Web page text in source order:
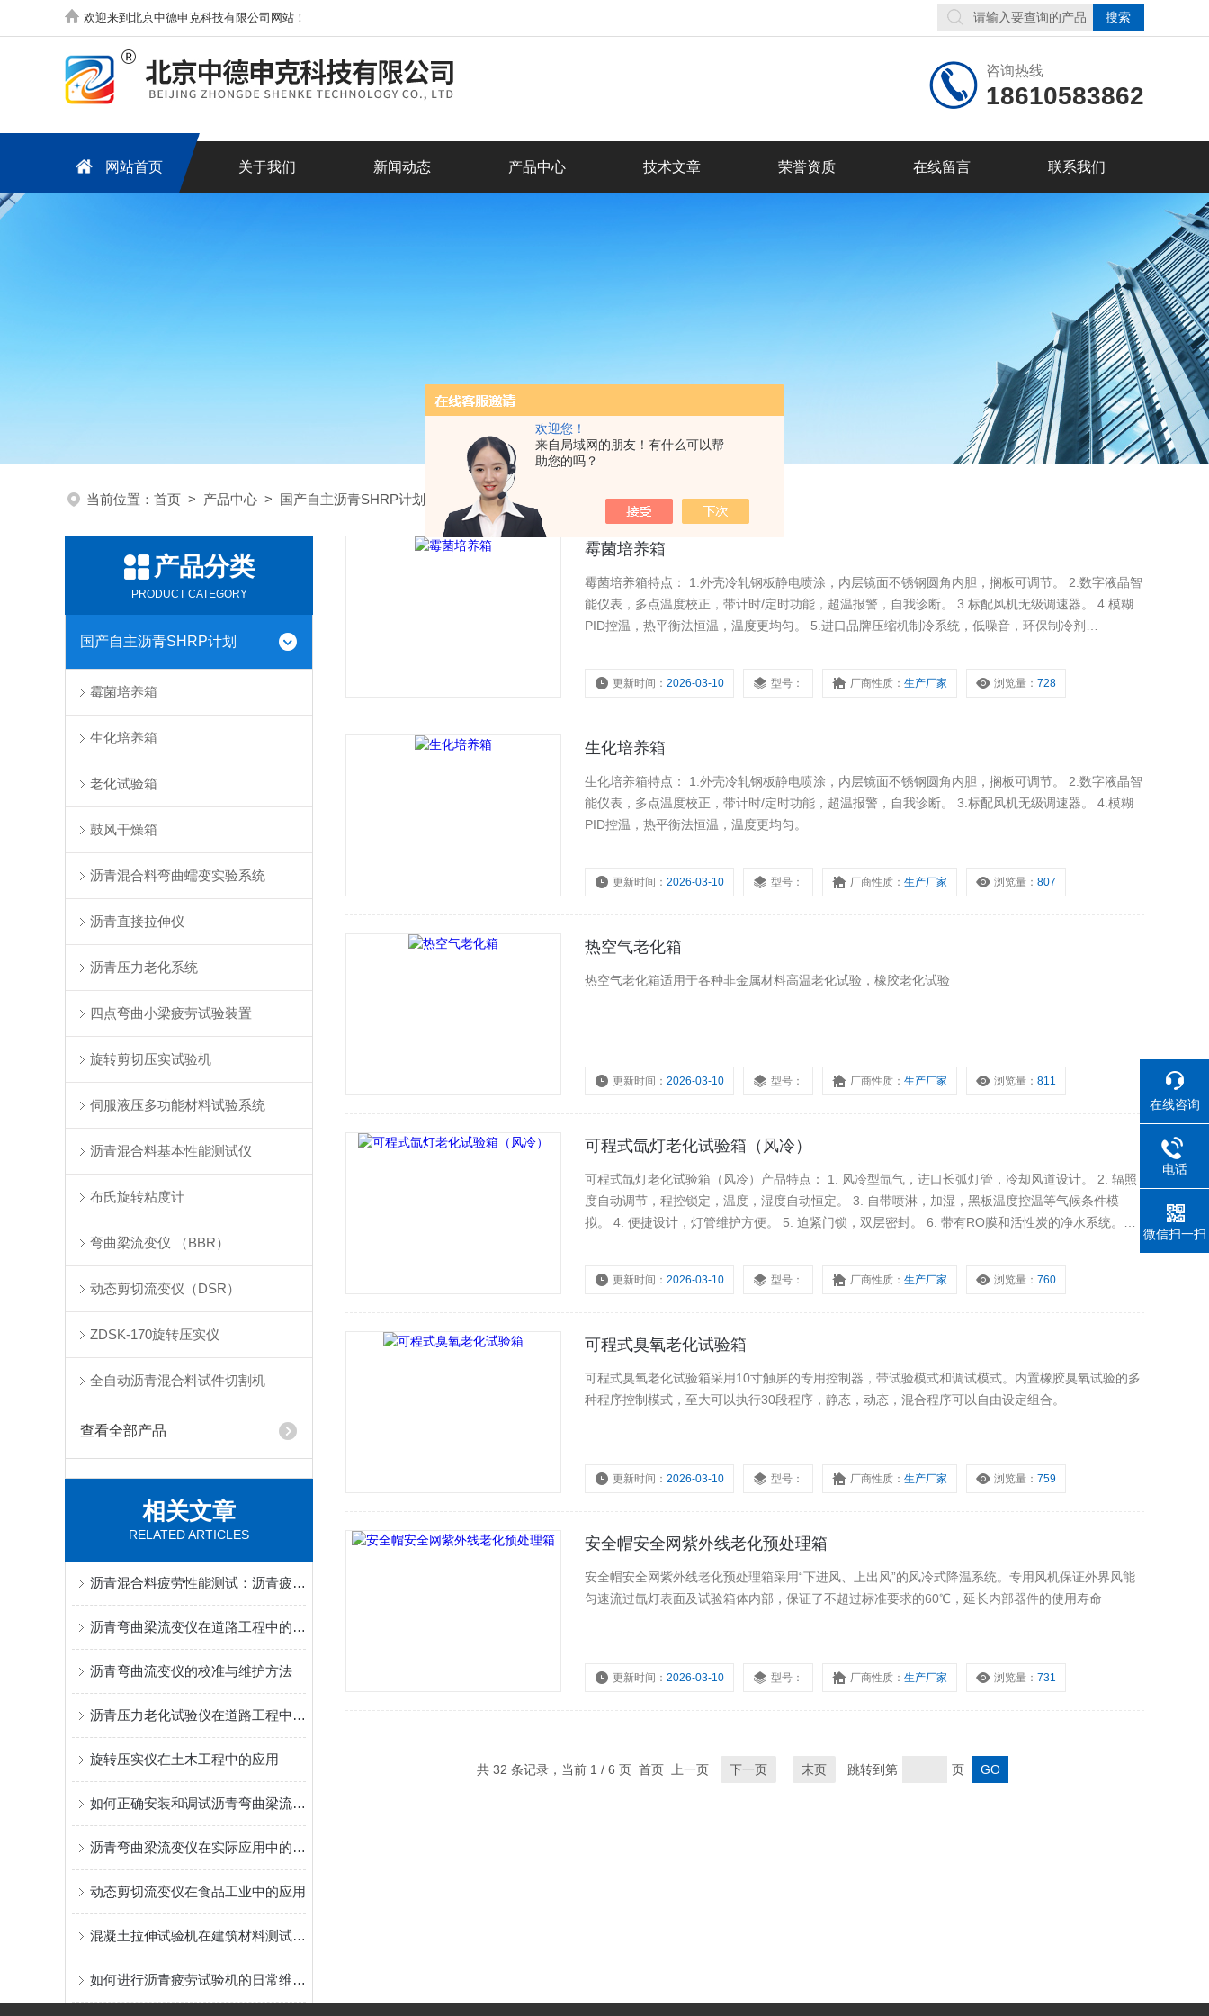
欢迎您！
来自局域网的朋友！有什么可以帮
助您的吗？
欢迎来到北京中德申克科技有限公司网站！
咨询热线
18610583862
网站首页 关于我们 新闻动态 产品中心 技术文章 荣誉资质 在线留言 联系我们
当前位置： 首页 > 产品中心 > 国产自主沥青SHRP计划
产品分类
PRODUCT CATEGORY
国产自主沥青SHRP计划
霉菌培养箱
生化培养箱
老化试验箱
鼓风干燥箱
沥青混合料弯曲蠕变实验系统
沥青直接拉伸仪
沥青压力老化系统
四点弯曲小梁疲劳试验装置
旋转剪切压实试验机
伺服液压多功能材料试验系统
沥青混合料基本性能测试仪
布氏旋转粘度计
弯曲梁流变仪 （BBR）
动态剪切流变仪（DSR）
ZDSK-170旋转压实仪
全自动沥青混合料试件切割机
查看全部产品
相关文章
RELATED ARTICLES
沥青混合料疲劳性能测试：沥青疲劳试验机的操作规范
沥青弯曲梁流变仪在道路工程中的应用
沥青弯曲流变仪的校准与维护方法
沥青压力老化试验仪在道路工程中的应用
旋转压实仪在土木工程中的应用
如何正确安装和调试沥青弯曲梁流变仪？
沥青弯曲梁流变仪在实际应用中的优势
动态剪切流变仪在食品工业中的应用
混凝土拉伸试验机在建筑材料测试中的应用
如何进行沥青疲劳试验机的日常维护和保养？
霉菌培养箱
霉菌培养箱特点： 1.外壳冷轧钢板静电喷涂，内层镜面不锈钢圆角内胆，搁板可调节。 2.数字液晶智
能仪表，多点温度校正，带计时/定时功能，超温报警，自我诊断。 3.标配风机无级调速器。 4.模糊
PID控温，热平衡法恒温，温度更均匀。 5.进口品牌压缩机制冷系统，低噪音，环保制冷剂
更新时间：2026-03-10 型号： 厂商性质：生产厂家 浏览量：728
生化培养箱
生化培养箱特点： 1.外壳冷轧钢板静电喷涂，内层镜面不锈钢圆角内胆，搁板可调节。 2.数字液晶智
能仪表，多点温度校正，带计时/定时功能，超温报警，自我诊断。 3.标配风机无级调速器。 4.模糊
PID控温，热平衡法恒温，温度更均匀。
更新时间：2026-03-10 型号： 厂商性质：生产厂家 浏览量：807
热空气老化箱
热空气老化箱适用于各种非金属材料高温老化试验，橡胶老化试验
更新时间：2026-03-10 型号： 厂商性质：生产厂家 浏览量：811
可程式氙灯老化试验箱（风冷）
可程式氙灯老化试验箱（风冷）产品特点： 1. 风冷型氙气，进口长弧灯管，冷却风道设计。 2. 辐照
度自动调节，程控锁定，温度，湿度自动恒定。 3. 自带喷淋，加湿，黑板温度控温等气候条件模
拟。 4. 便捷设计，灯管维护方便。 5. 迫紧门锁，双层密封。 6. 带有RO膜和活性炭的净水系统。内
更新时间：2026-03-10 型号： 厂商性质：生产厂家 浏览量：760
可程式臭氧老化试验箱
可程式臭氧老化试验箱采用10寸触屏的专用控制器，带试验模式和调试模式。内置橡胶臭氧试验的多
种程序控制模式，至大可以执行30段程序，静态，动态，混合程序可以自由设定组合。
更新时间：2026-03-10 型号： 厂商性质：生产厂家 浏览量：759
安全帽安全网紫外线老化预处理箱
安全帽安全网紫外线老化预处理箱采用“下进风、上出风”的风冷式降温系统。专用风机保证外界风能
匀速流过氙灯表面及试验箱体内部，保证了不超过标准要求的60℃，延长内部器件的使用寿命
更新时间：2026-03-10 型号： 厂商性质：生产厂家 浏览量：731
共 32 条记录，当前 1 / 6 页 首页 上一页 下一页 末页 跳转到第 页
在线咨询
电话
微信扫一扫